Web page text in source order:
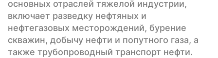
основных отраслей тяжелой индустрии,
включает разведку нефтяных и
нефтегазовых месторождений, бурение
скважин, добычу нефти и попутного газа, а
также трубопроводный транспорт нефти.